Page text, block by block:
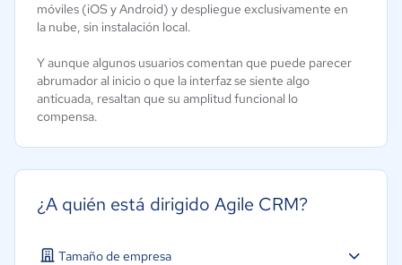
móviles (iOS y Android) y despliegue exclusivamente en
la nube, sin instalación local.
Y aunque algunos usuarios comentan que puede parecer
abrumador al inicio o que la interfaz se siente algo
anticuada, resaltan que su amplitud funcional lo
compensa.
¿A quién está dirigido Agile CRM?
Tamaño de empresa